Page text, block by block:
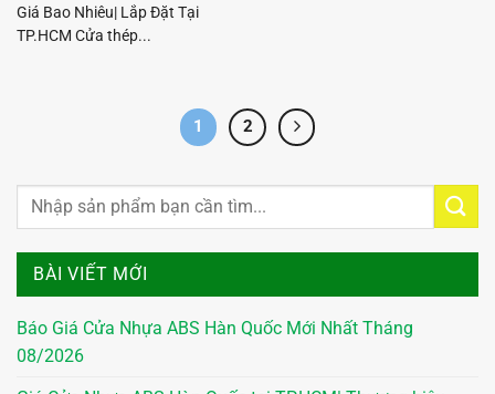
BÀI VIẾT MỚI
Báo Giá Cửa Nhựa ABS Hàn Quốc Mới Nhất Tháng
08/2026
Giá Bao Nhiêu| Lắp Đặt Tại
TP.HCM Cửa thép...
1 2